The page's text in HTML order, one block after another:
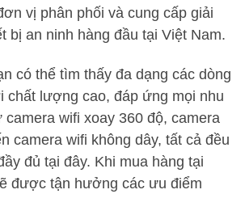
vị phân phối và cung cấp giải
bị an ninh hàng đầu tại Việt Nam.
có thể tìm thấy đa dạng các dòng
chất lượng cao, đáp ứng mọi nhu
wifi xoay 360 độ, camera
camera wifi không dây, tất cả đều
đủ tại đây. Khi mua hàng tại
được tận hưởng các ưu điểm